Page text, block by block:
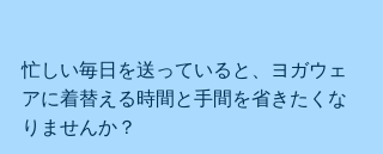
忙しい毎日を送っていると、ヨガウェ
アに着替える時間と手間を省きたくな
りませんか？